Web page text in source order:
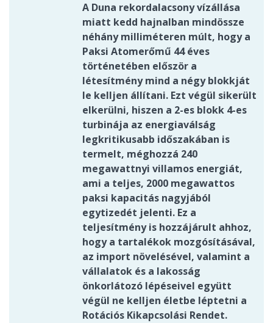
A Duna rekordalacsony vízállása
miatt kedd hajnalban mindössze
néhány milliméteren múlt, hogy a
Paksi Atomerőmű 44 éves
történetében először a
létesítmény mind a négy blokkját
le kelljen állítani. Ezt végül sikerült
elkerülni, hiszen a 2-es blokk 4-es
turbinája az energiaválság
legkritikusabb időszakában is
termelt, méghozzá 240
megawattnyi villamos energiát,
ami a teljes, 2000 megawattos
paksi kapacitás nagyjából
egytizedét jelenti. Ez a
teljesítmény is hozzájárult ahhoz,
hogy a tartalékok mozgósításával,
az import növelésével, valamint a
vállalatok és a lakosság
önkorlátozó lépéseivel együtt
végül ne kelljen életbe léptetni a
Rotációs Kikapcsolási Rendet.